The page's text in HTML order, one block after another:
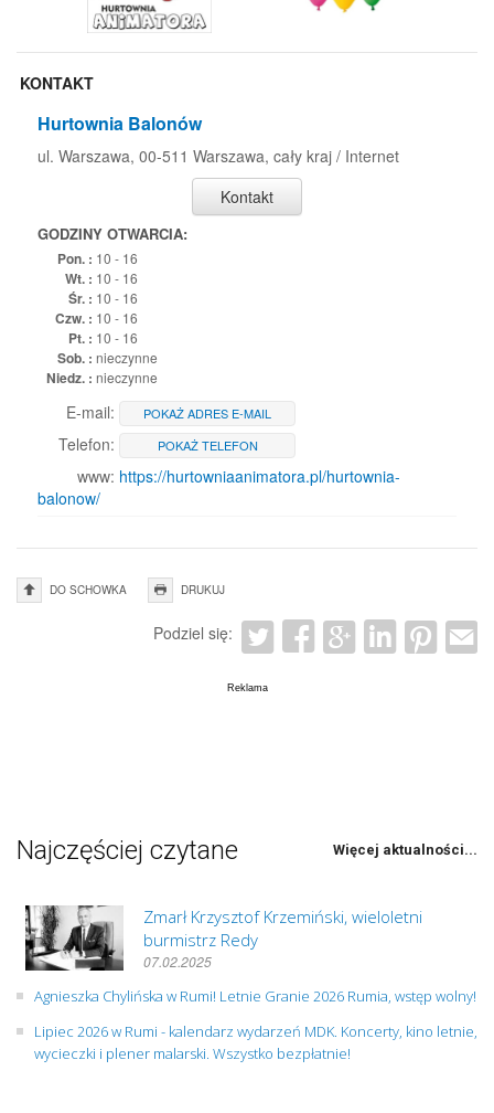
KONTAKT
Hurtownia Balonów
ul. Warszawa, 00-511 Warszawa, cały kraj / Internet
Kontakt
GODZINY OTWARCIA:
Pon. : 10 - 16
Wt. : 10 - 16
Śr. : 10 - 16
Czw. : 10 - 16
Pt. : 10 - 16
Sob. : nieczynne
Niedz. : nieczynne
E-mail: POKAŻ ADRES E-MAIL
Telefon: POKAŻ TELEFON
www: https://hurtowniaanimatora.pl/hurtownia-
balonow/
DO SCHOWKA DRUKUJ
Podziel się:
Najczęściej czytane Więcej aktualności...
Zmarł Krzysztof Krzemiński, wieloletni
burmistrz Redy
07.02.2025
Agnieszka Chylińska w Rumi! Letnie Granie 2026 Rumia, wstęp wolny!
Lipiec 2026 w Rumi - kalendarz wydarzeń MDK. Koncerty, kino letnie,
wycieczki i plener malarski. Wszystko bezpłatnie!